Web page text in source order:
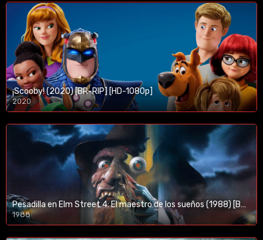
¡Scooby! (2020) [BR-RIP] [HD-1080p]
2020
1080p/720p
Pesadilla en Elm Street 4: El maestro de los sueños (1988) [BR-RIP] [HD-1080p]
1988